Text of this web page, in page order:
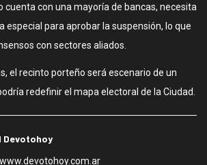
cuenta con una mayoría de bancas, necesita
especial para aprobar la suspensión, lo que
con sectores aliados.
el recinto porteño será escenario de un
redefinir el mapa electoral de la Ciudad.
Devotohoy